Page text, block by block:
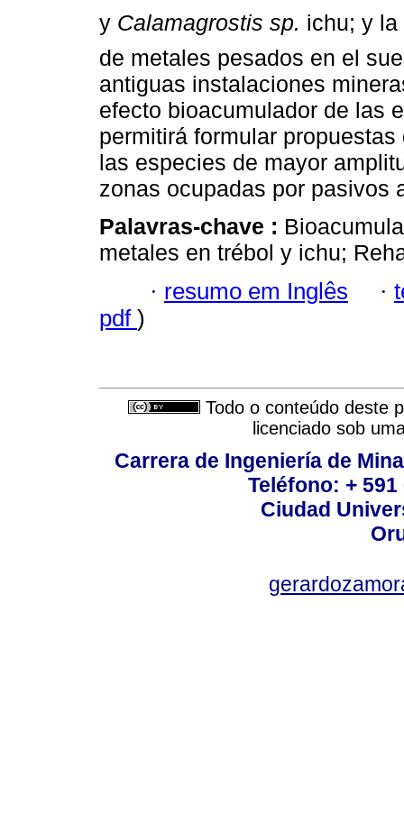
y Calamagrostis sp. ichu; y
de metales pesados en el
antiguas instalaciones
efecto bioacumulador de las
permitirá formular
las especies de mayor
zonas ocupadas por pasivos
Palavras-chave :
metales en trébol y ichu;
· resumo em Inglês ·
pdf )
Todo o conteúdo deste
licenciado sob
Carrera de Ingeniería de
Teléfono: + 591
Ciudad